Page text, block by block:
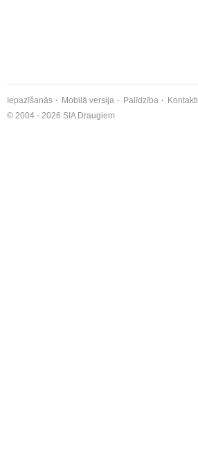
Iepazīšanās Mobilā versija Palīdzība Kontakti
© 2004 - 2026 SIA Draugiem